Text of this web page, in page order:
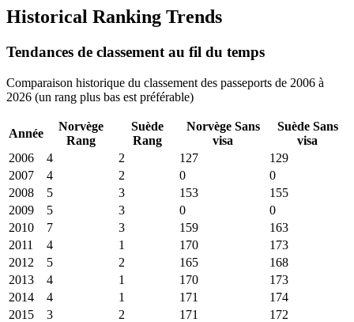
Historical Ranking Trends
Tendances de classement au fil du temps
Comparaison historique du classement des passeports de 2006 à
2026 (un rang plus bas est préférable)
Année
Norvège
Rang
Suède
Rang
Norvège Sans
visa
Suède Sans
visa
2006
4 2 127
129
2007
4 2 0
0
2008
5 3 153
155
2009
5 3 0
0
2010
7 3 159
163
2011
4 1 170
173
2012
5 2 165
168
2013
4 1 170
173
2014
4 1 171
174
2015
3 2 171
172